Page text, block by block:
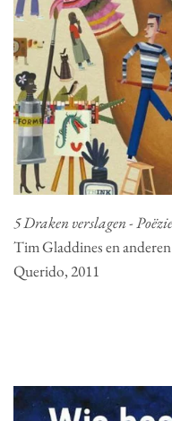
5 Draken verslagen -
Tim Gladdines en anderen
Querido, 2011